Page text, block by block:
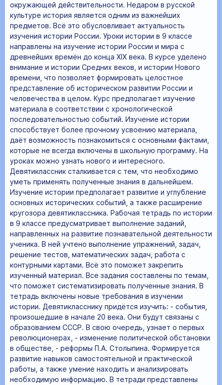
окружающей действительности. Недаром в русской
культуре история является одним из важнейших
предметов. Всё это обусловливает актуальность
изучения истории России. Уроки истории в 9 классе
направлены на изучение истории России и мира с
древнейших времён до конца XIX века. В курсе уделено
внимание и истории Средних веков, и истории Нового
времени, что позволяет формировать целостное
представление об историческом развитии России и
человечества в целом. Курс предполагает изучение
материала в соответствии с хронологической
последовательностью событий. Изучение истории
способствует более прочному усвоению материала,
даёт возможность познакомиться с основными фактами,
которые не всегда включены в школьную программу. На
уроках можно узнать нового и интересного.
Девятиклассник сталкивается с тем, что необходимо
уметь применять полученные знания в дальнейшем.
Изучение истории предполагает развитие и углубление
основных исторических событий, а также расширение
кругозора девятиклассника. Рабочая тетрадь по истории
в 9 классе предусматривает выполнение заданий,
направленных на развитие познавательной деятельности
ученика. В ней учтено выполнение упражнений, задач,
решение тестов, математических задач, работа с
контурными картами. Всё это поможет закрепить
изученный материал. Все задания составлены по темам,
что поможет систематизировать полученные знания. В
тетрадь включены новые требования в изучении
истории. Девятикласснику придётся изучить: - события,
произошедшие в начале 20 века. Они будут связаны с
образованием СССР. В свою очередь, узнает о первых
революционерах, - изменение политической обстановки
в обществе, - реформы П.А. Столыпина. Формируется
развитие навыков самостоятельной и практической
работы, а также умение находить и анализировать
необходимую информацию. В тетради представлены